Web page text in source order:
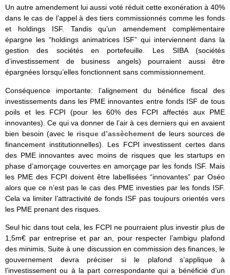
Un autre amendement lui aussi voté réduit cette exonération à 40%
dans le cas de l’appel à des tiers commissionnés comme les fonds
et holdings ISF. Tandis qu’un amendement complémentaire
épargne les “holdings animatrices ISF” qui interviennent dans la
gestion des sociétés en portefeuille. Les SIBA (sociétés
d’investissement de business angels) pourraient aussi être
épargnées lorsqu’elles fonctionnent sans commissionnement.
Conséquence importante: l’alignement du bénéfice fiscal des
investissements dans les PME innovantes entre fonds ISF de tous
poils et les FCPI (pour les 60% des FCPI affectés aux PME
innovantes). Ce qui va donner de l’air à ces derniers qui en avaient
bien besoin (avec le risque d’assèchement de leurs sources de
financement institutionnelles). Les FCPI investissent certes dans
des PME innovantes avec moins de risques que les startups en
phase d’amorçage couvertes en amorçage par les fonds ISF. Mais
les PME des FCPI doivent être labellisées “innovantes” par Oséo
alors que ce n’est pas le cas des PME investies par les fonds ISF.
Cela va limiter l’attractivité de fonds ISF pas toujours orientés vers
les PME prenant des risques.
Seul hic dans tout cela, les FCPI ne pourraient plus investir plus de
1,5m€ par entreprise et par an, pour respecter l’ambigu plafond
des minimis. Suite à une discussion en commission des finances, le
gouvernement devra préciser si le plafond s’applique à
l’investissement ou à la part correspondante qui a bénéficié d’un